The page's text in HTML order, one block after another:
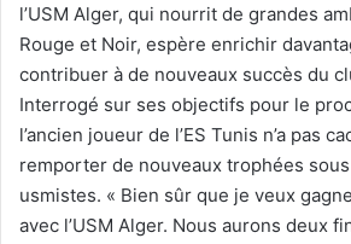
l’USM Alger, qui nourrit de grandes
Rouge et Noir, espère enrichir
contribuer à de nouveaux succès du
Interrogé sur ses objectifs pour le
l’ancien joueur de l’ES Tunis n’a pas
remporter de nouveaux trophées
usmistes. « Bien sûr que je veux
avec l’USM Alger. Nous aurons deux